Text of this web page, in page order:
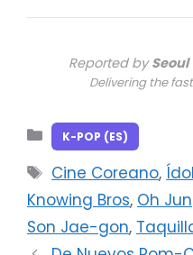
Reported bySeoul
Delivering the
Categorías
K-POP (ES)
Etiquetas
Cine Coreano,
Knowing Bros, Oh
Son Jae-gon,